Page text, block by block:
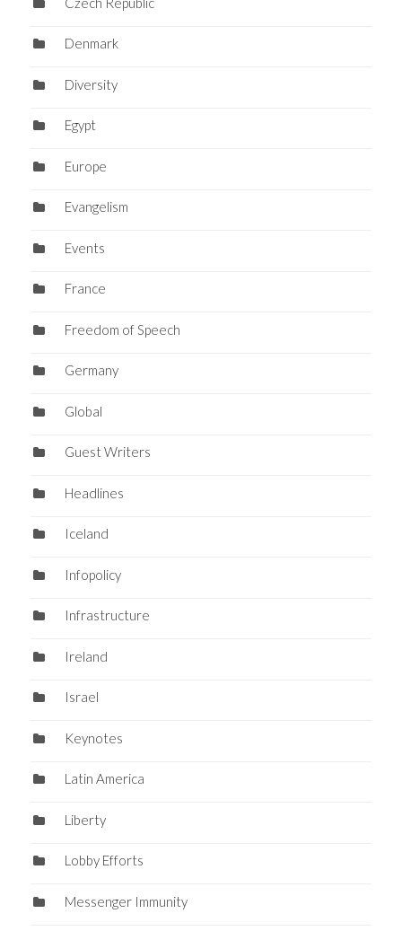
Denmark
Diversity
Egypt
Europe
Evangelism
Events
France
Freedom of Speech
Germany
Global
Guest Writers
Headlines
Iceland
Infopolicy
Infrastructure
Ireland
Israel
Keynotes
Latin America
Liberty
Lobby Efforts
Messenger Immunity